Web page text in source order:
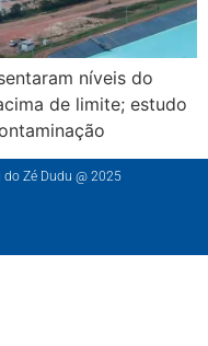
níveis do
de limite; estudo
Zé Dudu @ 2025